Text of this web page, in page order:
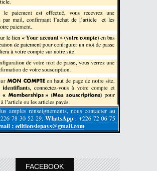
FACEBOOK